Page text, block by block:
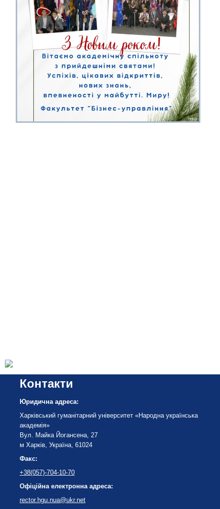
Контакти
Юридична адреса:
Харківський гуманітарний університет «Народна українська
академія»
Вул. Майка Йогансена, 27
м Харків, Україна, 61024
Факс:
+38(057)-704-10-70
Офіційна електронна адреса:
rector.hgu.nua@ukr.net